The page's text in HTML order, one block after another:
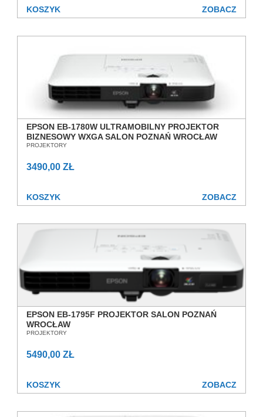
KOSZYK ZOBACZ
EPSON EB-1780W ULTRAMOBILNY PROJEKTOR
BIZNESOWY WXGA SALON POZNAŃ WROCŁAW
PROJEKTORY
3490,00 ZŁ
KOSZYK ZOBACZ
EPSON EB-1795F PROJEKTOR SALON POZNAŃ
WROCŁAW
PROJEKTORY
5490,00 ZŁ
KOSZYK ZOBACZ